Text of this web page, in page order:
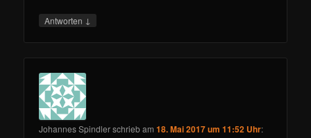
Antworten ↓
Johannes Spindlerschriebam18. Mai 2017 um 11:52 Uhr: